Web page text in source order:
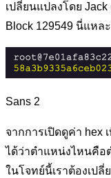
เปลี่ยนแปลงโดย
Block 129549 นี่แหล
Sans 2
จากการเปิดดูค่า hex
ได้ว่าตำแหน่งไหนคือ
ในโจทย์นี้เราต้องเปลี่